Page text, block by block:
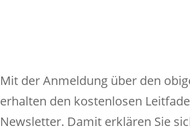
Mit der Anmeldung über den
erhalten den kostenlosen
Newsletter. Damit erklären Sie